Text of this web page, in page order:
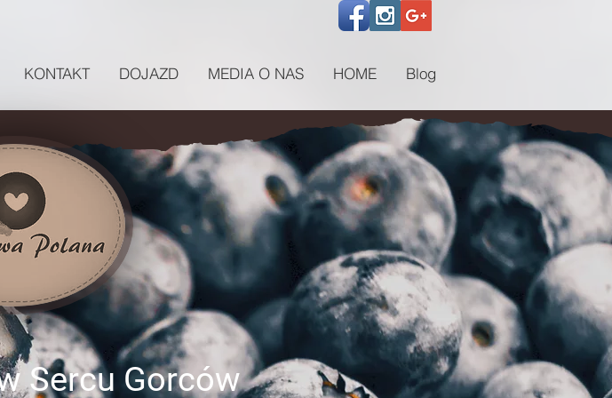
KONTAKT DOJAZD MEDIA O NAS HOME Blog
Sercu Gorców